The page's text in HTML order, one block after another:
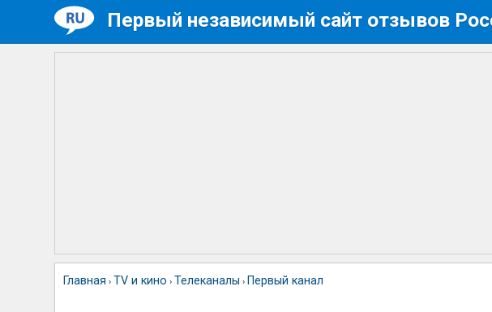
Первый независимый сайт отзывов
Главная › TV и кино › Телеканалы › Первый канал